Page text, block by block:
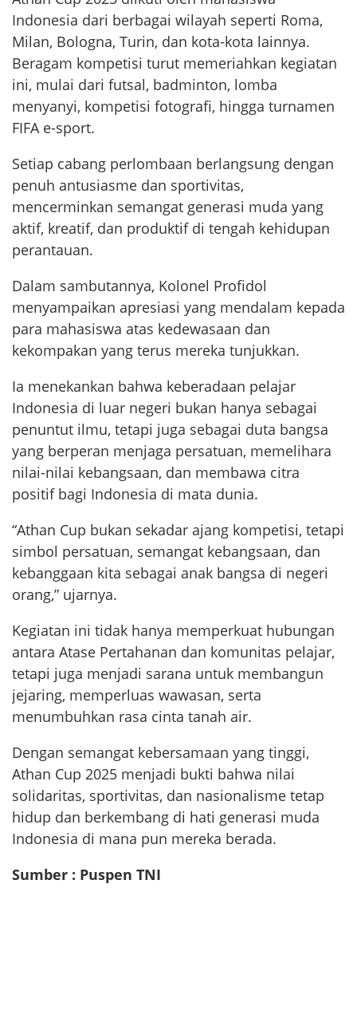
Indonesia dari berbagai wilayah seperti Roma,
Milan, Bologna, Turin, dan kota-kota lainnya.
Beragam kompetisi turut memeriahkan kegiatan
ini, mulai dari futsal, badminton, lomba
menyanyi, kompetisi fotografi, hingga turnamen
FIFA e-sport.
Setiap cabang perlombaan berlangsung dengan
penuh antusiasme dan sportivitas,
mencerminkan semangat generasi muda yang
aktif, kreatif, dan produktif di tengah kehidupan
perantauan.
Dalam sambutannya, Kolonel Profidol
menyampaikan apresiasi yang mendalam kepada
para mahasiswa atas kedewasaan dan
kekompakan yang terus mereka tunjukkan.
Ia menekankan bahwa keberadaan pelajar
Indonesia di luar negeri bukan hanya sebagai
penuntut ilmu, tetapi juga sebagai duta bangsa
yang berperan menjaga persatuan, memelihara
nilai-nilai kebangsaan, dan membawa citra
positif bagi Indonesia di mata dunia.
“Athan Cup bukan sekadar ajang kompetisi, tetapi
simbol persatuan, semangat kebangsaan, dan
kebanggaan kita sebagai anak bangsa di negeri
orang,” ujarnya.
Kegiatan ini tidak hanya memperkuat hubungan
antara Atase Pertahanan dan komunitas pelajar,
tetapi juga menjadi sarana untuk membangun
jejaring, memperluas wawasan, serta
menumbuhkan rasa cinta tanah air.
Dengan semangat kebersamaan yang tinggi,
Athan Cup 2025 menjadi bukti bahwa nilai
solidaritas, sportivitas, dan nasionalisme tetap
hidup dan berkembang di hati generasi muda
Indonesia di mana pun mereka berada.
Sumber : Puspen TNI